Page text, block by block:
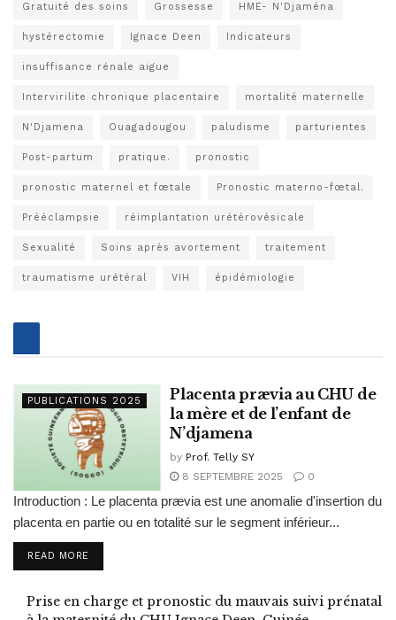
Gratuité des soins Grossesse HME- N'Djaména
hystérectomie Ignace Deen Indicateurs
insuffisance rénale aigue
Intervirilite chronique placentaire mortalité maternelle
N'Djamena Ouagadougou paludisme parturientes
Post-partum pratique. pronostic
pronostic maternel et fœtale Pronostic materno-fœtal.
Prééclampsie réimplantation urétérovésicale
Sexualité Soins après avortement traitement
traumatisme urétéral VIH épidémiologie
PUBLICATIONS 2025
Placenta prævia au CHU de
la mère et de l’enfant de
N’djamena
by Prof. Telly SY
8 SEPTEMBRE 2025
0
Introduction : Le placenta prævia est une anomalie d'insertion du
placenta en partie ou en totalité sur le segment inférieur...
READ MORE
Prise en charge et pronostic du mauvais suivi prénatal